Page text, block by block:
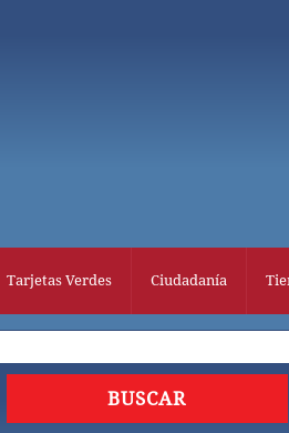
Tarjetas Verdes Ciudadanía